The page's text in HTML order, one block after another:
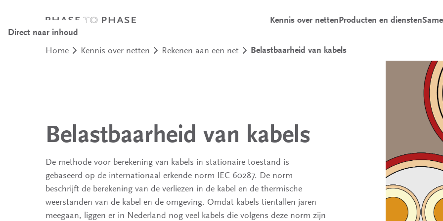
Direct naar inhoud
Kennis over nettenProducten en diensten
Home Kennis over netten Rekenen aan een net Belastbaarheid van kabels
Belastbaarheid van kabels
De methode voor berekening van kabels in stationaire toestand is
gebaseerd op de internationaal erkende norm IEC 60287. De norm
beschrijft de berekening van de verliezen in de kabel en de thermische
weerstanden van de kabel en de omgeving. Omdat kabels tientallen jaren
meegaan, liggen er in Nederland nog veel kabels die volgens deze norm zijn